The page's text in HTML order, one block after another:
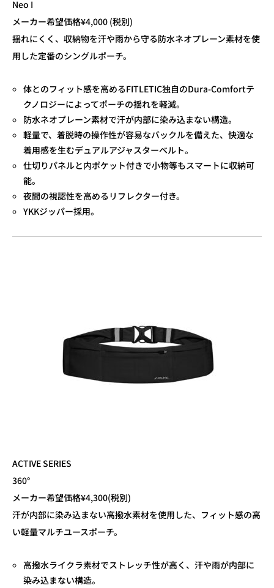
Neo I
メーカー希望価格¥4,000 (税別)
揺れにくく、収納物を汗や雨から守る防水ネオプレーン素材を使
用した定番のシングルポーチ。
体とのフィット感を高めるFITLETIC独自のDura-Comfortテ
クノロジーによってポーチの揺れを軽減。
防水ネオプレーン素材で汗が内部に染み込まない構造。
軽量で、着脱時の操作性が容易なバックルを備えた、快適な
着用感を生むデュアルアジャスターベルト。
仕切りパネルと内ポケット付きで小物等もスマートに収納可
能。
夜間の視認性を高めるリフレクター付き。
YKKジッパー採用。
ACTIVE SERIES
360°
メーカー希望価格¥4,300(税別)
汗が内部に染み込まない高撥水素材を使用した、フィット感の高
い軽量マルチユースポーチ。
高撥水ライクラ素材でストレッチ性が高く、汗や雨が内部に
染み込まない構造。